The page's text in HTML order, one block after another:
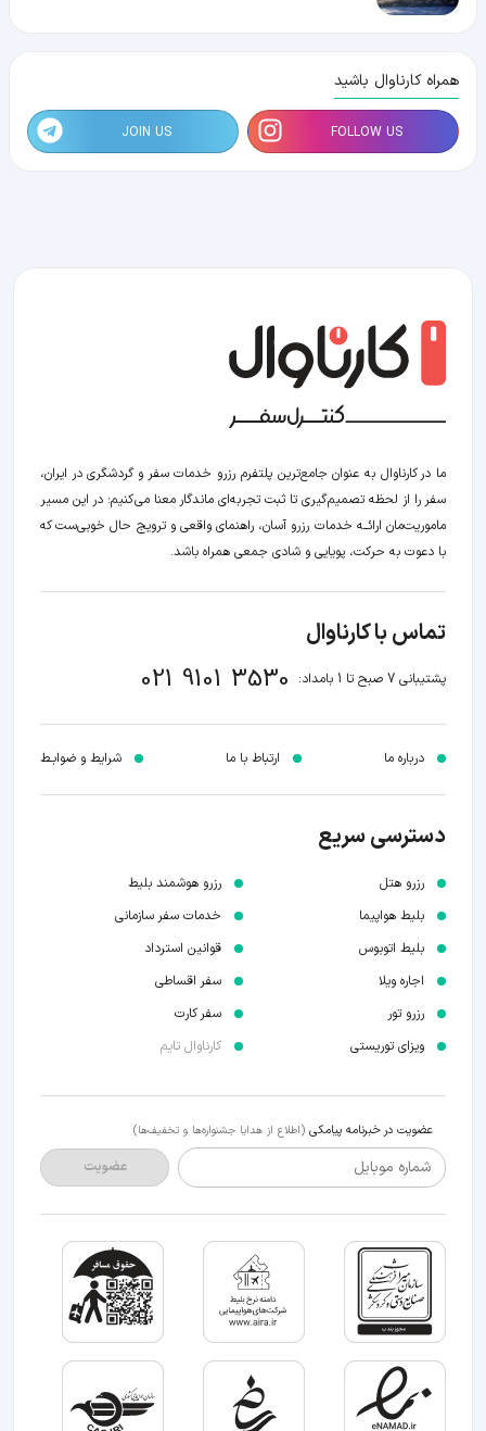
همراه کارناوال باشید
FOLLOW US
JOIN US
ما در کارناوال به عنوان جامع‌ترین پلتفرم رزرو خدمات سفر و گردشگری در ایران،
سفر را از لحظه‌ تصمیم‌گیری تا ثبت تجربه‌ای ماندگار معنا می‌کنیم؛ در این مسیر‍
ماموریت‌مان اراﺋــﻪ خدمات رزرو آسان، راهنمای واقعی و ترویج حال خوبی‌ست که
با دعوت به حرکت، پویایی و شادی جمعی همراه باشد.
تماس با کارناوال
پشتیبانی 7 صبح تا 1 بامداد: 021 9101 3530
درباره ما ارتباط با ما شرایط و ضوابـط
دسترسی سریع
رزرو هتل
بلیط هواپیما
بلیط اتوبوس
اجاره ویلا
رزرو تور
ویزای توریستی
رزرو هوشمند بلیط
خدمات سفر سازمانی
قوانین استرداد
سفر اقساطی
سفر کارت
کارناوال تایم
عضویت در خبرنامه پیامکی (اطلاع از هدایا جشنواره‌ها و تخفیف‌ها)
شماره موبایل عضویت